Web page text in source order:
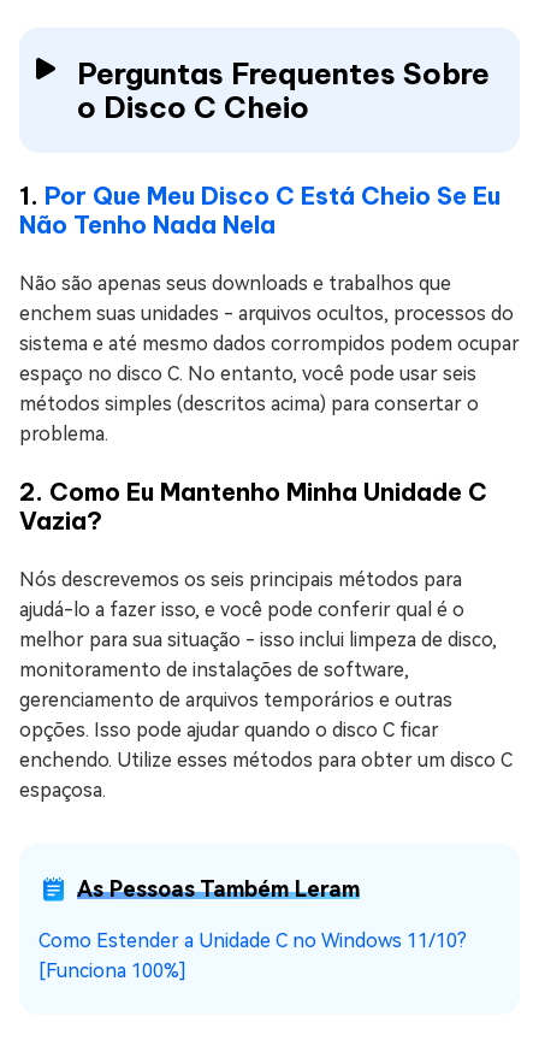
Perguntas Frequentes Sobre
o Disco C Cheio
1. Por Que Meu Disco C Está Cheio Se Eu
Não Tenho Nada Nela
Não são apenas seus downloads e trabalhos que
enchem suas unidades - arquivos ocultos, processos do
sistema e até mesmo dados corrompidos podem ocupar
espaço no disco C. No entanto, você pode usar seis
métodos simples (descritos acima) para consertar o
problema.
2. Como Eu Mantenho Minha Unidade C
Vazia?
Nós descrevemos os seis principais métodos para
ajudá-lo a fazer isso, e você pode conferir qual é o
melhor para sua situação - isso inclui limpeza de disco,
monitoramento de instalações de software,
gerenciamento de arquivos temporários e outras
opções. Isso pode ajudar quando o disco C ficar
enchendo. Utilize esses métodos para obter um disco C
espaçosa.
As Pessoas Também Leram
Como Estender a Unidade C no Windows 11/10?
[Funciona 100%]